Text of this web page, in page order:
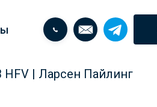
HFV | Ларсен Пайлинг